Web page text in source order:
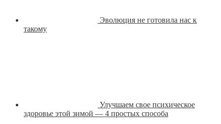
Эволюция не готовила нас к
такому
Улучшаем свое психическое
здоровье этой зимой — 4 простых способа